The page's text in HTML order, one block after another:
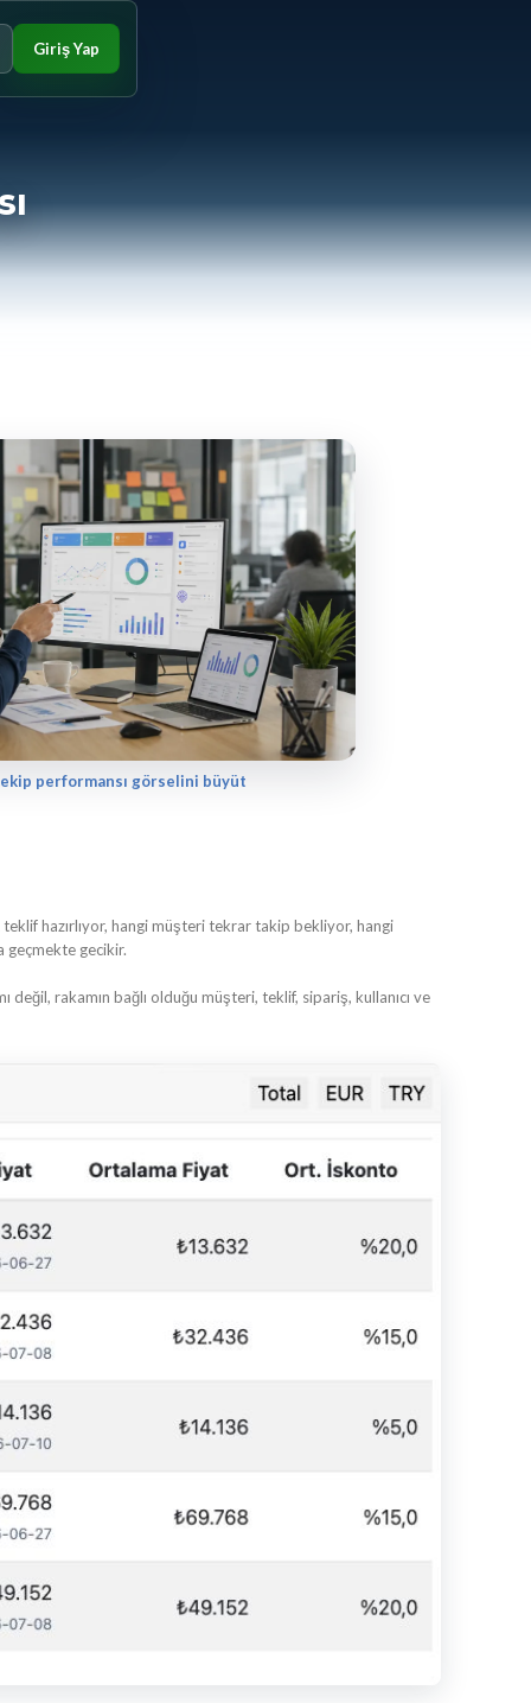
Giriş Yap
performansı görselini büyüt
hazırlıyor, hangi müşteri tekrar takip bekliyor, hangi
geçmekte gecikir.
değil, rakamın bağlı olduğu müşteri, teklif, sipariş, kullanıcı ve